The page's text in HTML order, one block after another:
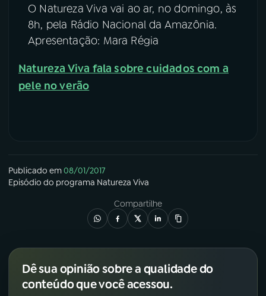
Instagram X
O Natureza Viva vai ao ar, no domingo, às
8h, pela Rádio Nacional da Amazônia.
Apresentação: Mara Régia
Natureza Viva fala sobre cuidados com a
pele no verão
Publicado em08/01/2017
Episódio do programa Natureza Viva
Compartilhe
Dê sua opinião sobre a qualidade do
conteúdo que você acessou.